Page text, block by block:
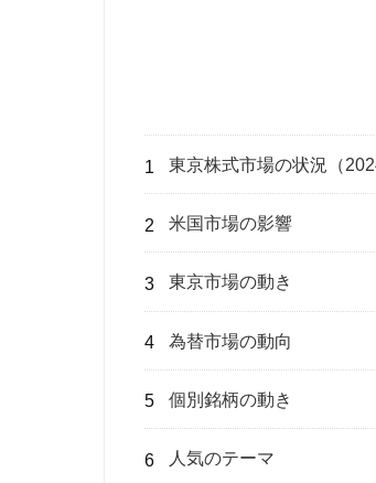
東京株式市場の状況（
米国市場の影響
東京市場の動き
為替市場の動向
個別銘柄の動き
人気のテーマ